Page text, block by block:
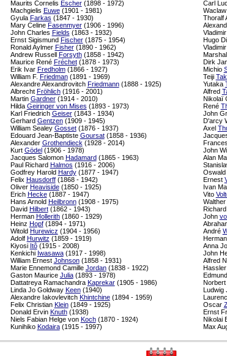
Maurits Cornelis Escher(1898 - 1972)
Machgielis Euwe(1901 - 1981)
Gyula Farkas (1847 - 1930)
Mary Celine Fasenmyer(1906 - 1996)
John Charles Fields (1863 - 1932)
Ernst Sigismund Fischer(1875 - 1954)
Ronald Aylmer Fisher(1890 - 1962)
Andrew Russell Forsyth(1858 - 1942)
Maurice René Fréchet(1878 - 1973)
Erik Ivar Fredholm(1866 - 1927)
William F. Friedman(1891 - 1969)
Alexandre Alexandrovitch Friedmann(1888 - 1925)
Albrecht Fröhlich(1916 - 2001)
Martin Gardner(1914 - 2010)
Hilda Geiringer von Mises (1893 - 1973)
Karl Friedrich Geiser(1843 - 1934)
Gerhard Gentzen(1909 - 1945)
William Sealey Gosset(1876 - 1937)
Edouard Jean-Baptiste Goursat(1858 - 1936)
Alexander Grothendieck (1928 - 2014)
Kurt Gödel(1906 - 1978)
Jacques Salomon Hadamard(1865 - 1963)
Paul Richard Halmos (1916 - 2006)
Godfrey Harold Hardy(1877 - 1947)
Felix Hausdorff(1868 - 1942)
Oliver Heaviside(1850 - 1925)
Erich Hecke(1887 - 1947)
Hans Arnold Heilbronn(1908 - 1975)
David Hilbert(1862 - 1943)
Herman Hollerith(1860 - 1929)
Heinz Hopf(1894 - 1971)
Witold Hurewicz (1904 - 1956)
Adolf Hurwitz (1859 - 1919)
Kiyosi Itô(1915 - 2008)
Kenkichi Iwasawa(1917 - 1998)
William Ernest Johnson(1858 - 1931)
Marie Ennemond Camille Jordan(1838 - 1922)
Gaston Maurice Julia(1893 - 1978)
Dattatreya Ramachandra Kaprekar(1905 - 1986)
Linda Jo Goldway Keen(1940)
Alexandre Iakovlevitch Khintchine(1894 - 1959)
Felix Christian Klein(1849 - 1925)
Donald Ervin Knuth(1938)
Niels Fabian Helge von Koch(1870 - 1924)
Kunihiko Kodaira(1915 - 1997)
Carl
Thoralf
Hugo
Dirk
Michio
Teiji
Yutaka
Alfred
Nikolaï
René
John
D'arcy
Axel
John
Alan
Oswald
Ernest
Ivan
Vito
John
André
Anna
John
Alfred
Hassler
Norbert
Ludwig
Oscar
Ernst
Nikolai
Max